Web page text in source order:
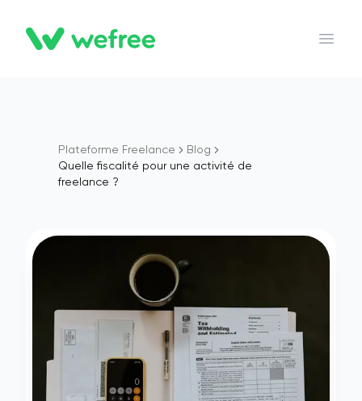
WEFREE
Open
Plateforme Freelance
Blog
Quelle fiscalité pour une activité de
freelance ?